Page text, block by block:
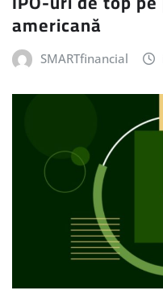
americană
SMARTfinancial